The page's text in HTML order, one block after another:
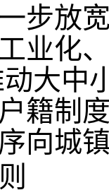
步放
业化
大中
籍制
向城